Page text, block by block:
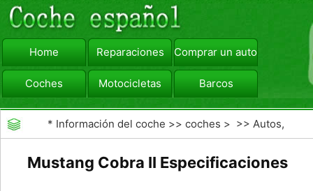
Home Reparaciones Comprar un automóvil
Coches Motocicletas Barcos
viajar Camiones
* Información del coche >>coches > >>Autos,
Mustang Cobra II Especificaciones